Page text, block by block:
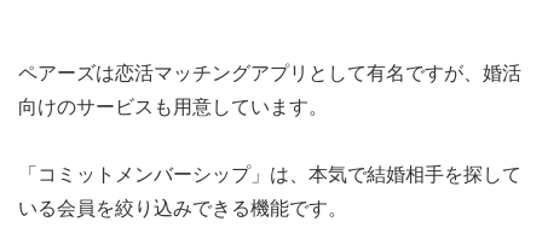
ペアーズは恋活マッチングアプリとして有名ですが、婚活
向けのサービスも用意しています。
「コミットメンバーシップ」 は、本気で結婚相手を探して
いる会員を絞り込みできる機能です。